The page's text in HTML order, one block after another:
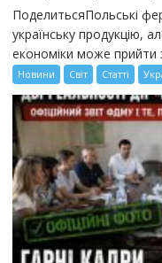
ПоделитьсяПольські
українську продукцію,
економіки може прийти
Новини Світ Статті